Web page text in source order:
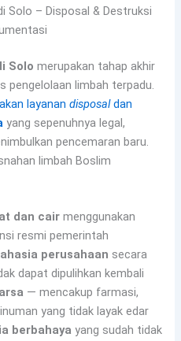
Solo – Disposal & Destruksi
Solo merupakan tahap akhir
pengelolaan limbah terpadu.
layanandisposaldan
yang sepenuhnya legal,
pencemaran baru.
limbah Boslim
dan cair menggunakan
resmi pemerintah
perusahaan secara
dapat dipulihkan kembali
— mencakup farmasi,
yang tidak layak edar
berbahaya yang sudah tidak